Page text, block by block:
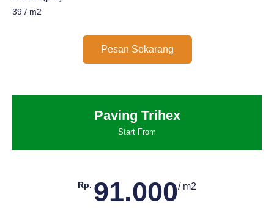
39 / m2
Pesan Sekarang
Paving Trihex
Start From
Rp. 91.000/ m2